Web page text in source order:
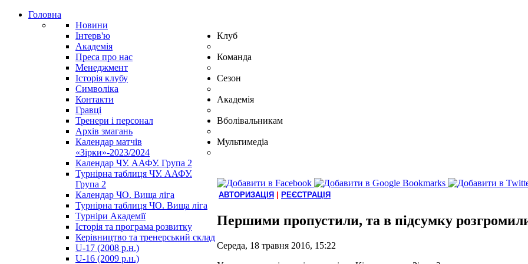
Головна
Новини
Інтерв'ю
Академія
Преса про нас
Клуб
Менеджмент
Історія клубу
Символіка
Контакти
Команда
Гравці
Тренери і персонал
Архів змагань
Сезон
Календар матчів
«Зірки»-2023/2024
Календар ЧУ. ААФУ. Група 2
Турнірна таблиця ЧУ. ААФУ.
Група 2
Календар ЧО. Вища ліга
Турнірна таблиця ЧО. Вища ліга
Академія
Турніри Академії
Історія та програма розвитку
Керівництво та тренерський склад
U-17 (2008 р.н.)
U-16 (2009 р.н.)
Вболівальникам
Мультимедіа
АВТОРИЗАЦІЯ РЕЄСТРАЦІЯ
Першими пропустили, та в підсумку
Середа, 18 травня 2016, 15:22